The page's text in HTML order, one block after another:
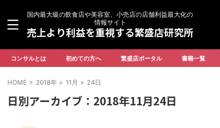
国内最大級の飲食店や美容室、小売店の店舗利益最大化の
情報サイト
売上より利益を重視する繁盛店研究所
コンサルとは 初めての方へ 繁盛店ポータル 書籍一覧
HOME > 2018年 > 11月 > 24日
日別アーカイブ：2018年11月24日